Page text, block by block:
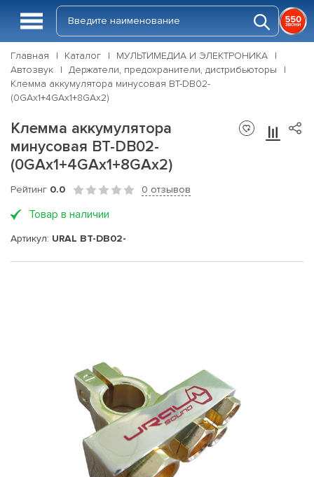
Главная Каталог
МУЛЬТИМЕДИА И ЭЛЕКТРОНИКА
Автозвук
Держатели, предохранители, дистрибьюторы
Клемма аккумулятора минусовая BT-DB02-
(0GAx1+4GAx1+8GAx2)
Клемма аккумулятора
минусовая BT-DB02-
(0GAx1+4GAx1+8GAx2)
Рейтинг 0.0 0 отзывов
Товар в наличии
Артикул: URAL BT-DB02-